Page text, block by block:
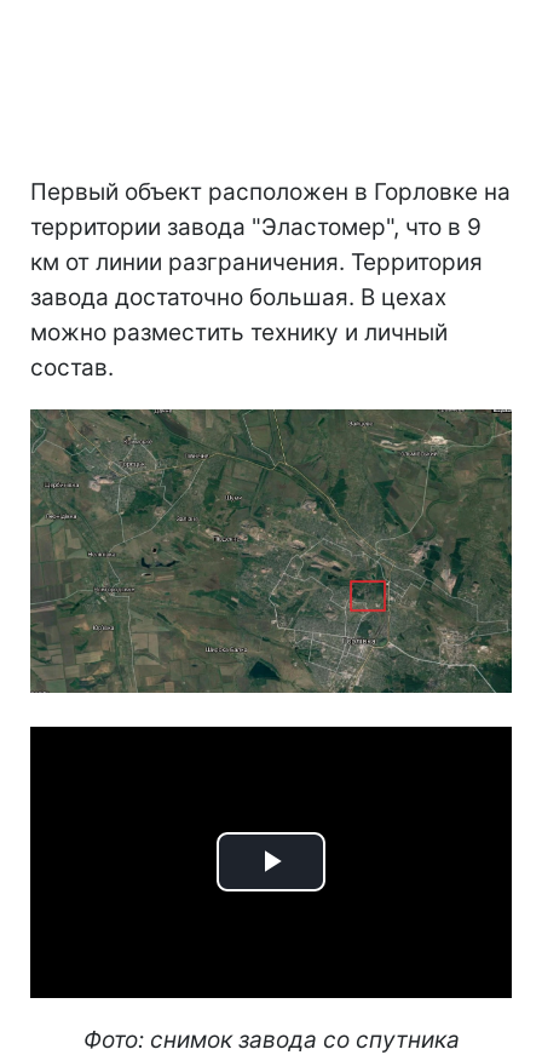
Первый объект расположен в Горловке на
территории завода "Эластомер", что в 9
км от линии разграничения. Территория
завода достаточно большая. В цехах
можно разместить технику и личный
состав.
Play
Фото: снимок завода со спутника